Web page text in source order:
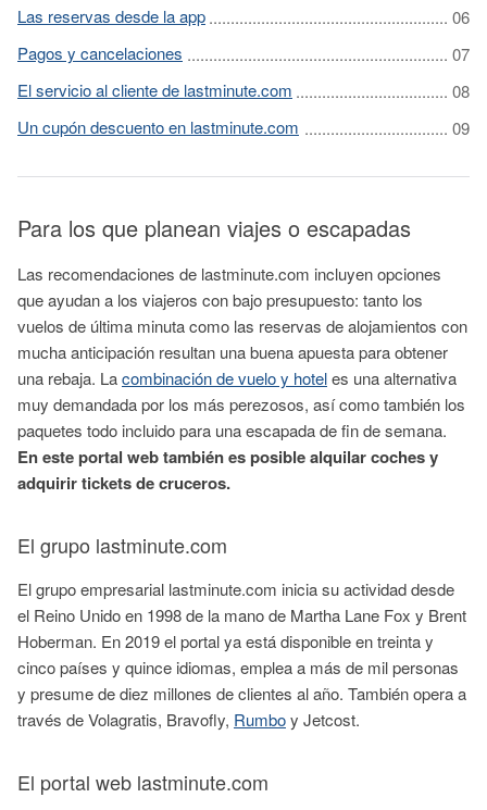
Las reservas desde la app
Pagos y cancelaciones
El servicio al cliente de lastminute.com
Un cupón descuento en lastminute.com
Para los que planean viajes o escapadas
Las recomendaciones de lastminute.com incluyen opciones
que ayudan a los viajeros con bajo presupuesto: tanto los
vuelos de última minuta como las reservas de alojamientos con
mucha anticipación resultan una buena apuesta para obtener
una rebaja. Lacombinación de vuelo y hoteles una alternativa
muy demandada por los más perezosos, así como también los
paquetes todo incluido para una escapada de fin de semana.
En este portal web también es posible alquilar coches y
adquirir tickets de cruceros.
El grupo lastminute.com
El grupo empresarial lastminute.com inicia su actividad desde
el Reino Unido en 1998 de la mano de Martha Lane Fox y Brent
Hoberman. En 2019 el portal ya está disponible en treinta y
cinco países y quince idiomas, emplea a más de mil personas
y presume de diez millones de clientes al año. También opera a
través de Volagratis, Bravofly, Rumboy Jetcost.
El portal web lastminute.com